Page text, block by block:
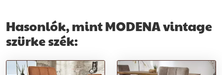
Rendeld meg most,és teremtsd meg otthonodban a modern stílust
és kényelmet a MODENA vintage szürke szék segítségével!
További információk>>
Hasonlók, mint MODENA vintage
szürke szék: